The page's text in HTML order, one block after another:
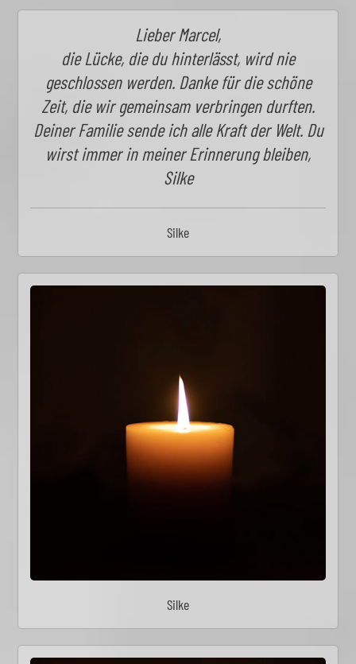
Lieber Marcel,
die Lücke, die du hinterlässt, wird nie
geschlossen werden. Danke für die schöne
Zeit, die wir gemeinsam verbringen durften.
Deiner Familie sende ich alle Kraft der Welt. Du
wirst immer in meiner Erinnerung bleiben,
Silke
Silke
Silke